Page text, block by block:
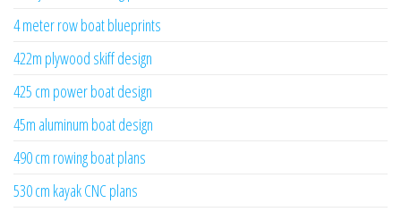
4 meter row boat blueprints
422m plywood skiff design
425 cm power boat design
45m aluminum boat design
490 cm rowing boat plans
530 cm kayak CNC plans